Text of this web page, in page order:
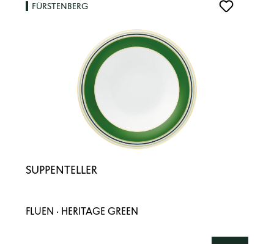
FÜRSTENBERG
SUPPENTELLER
FLUEN · HERITAGE GREEN